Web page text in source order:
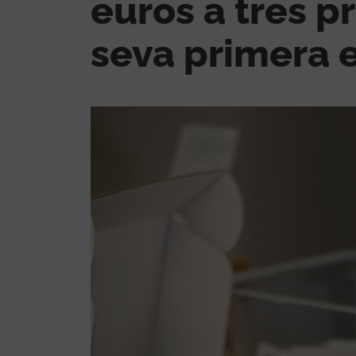
euros a tres
seva primera